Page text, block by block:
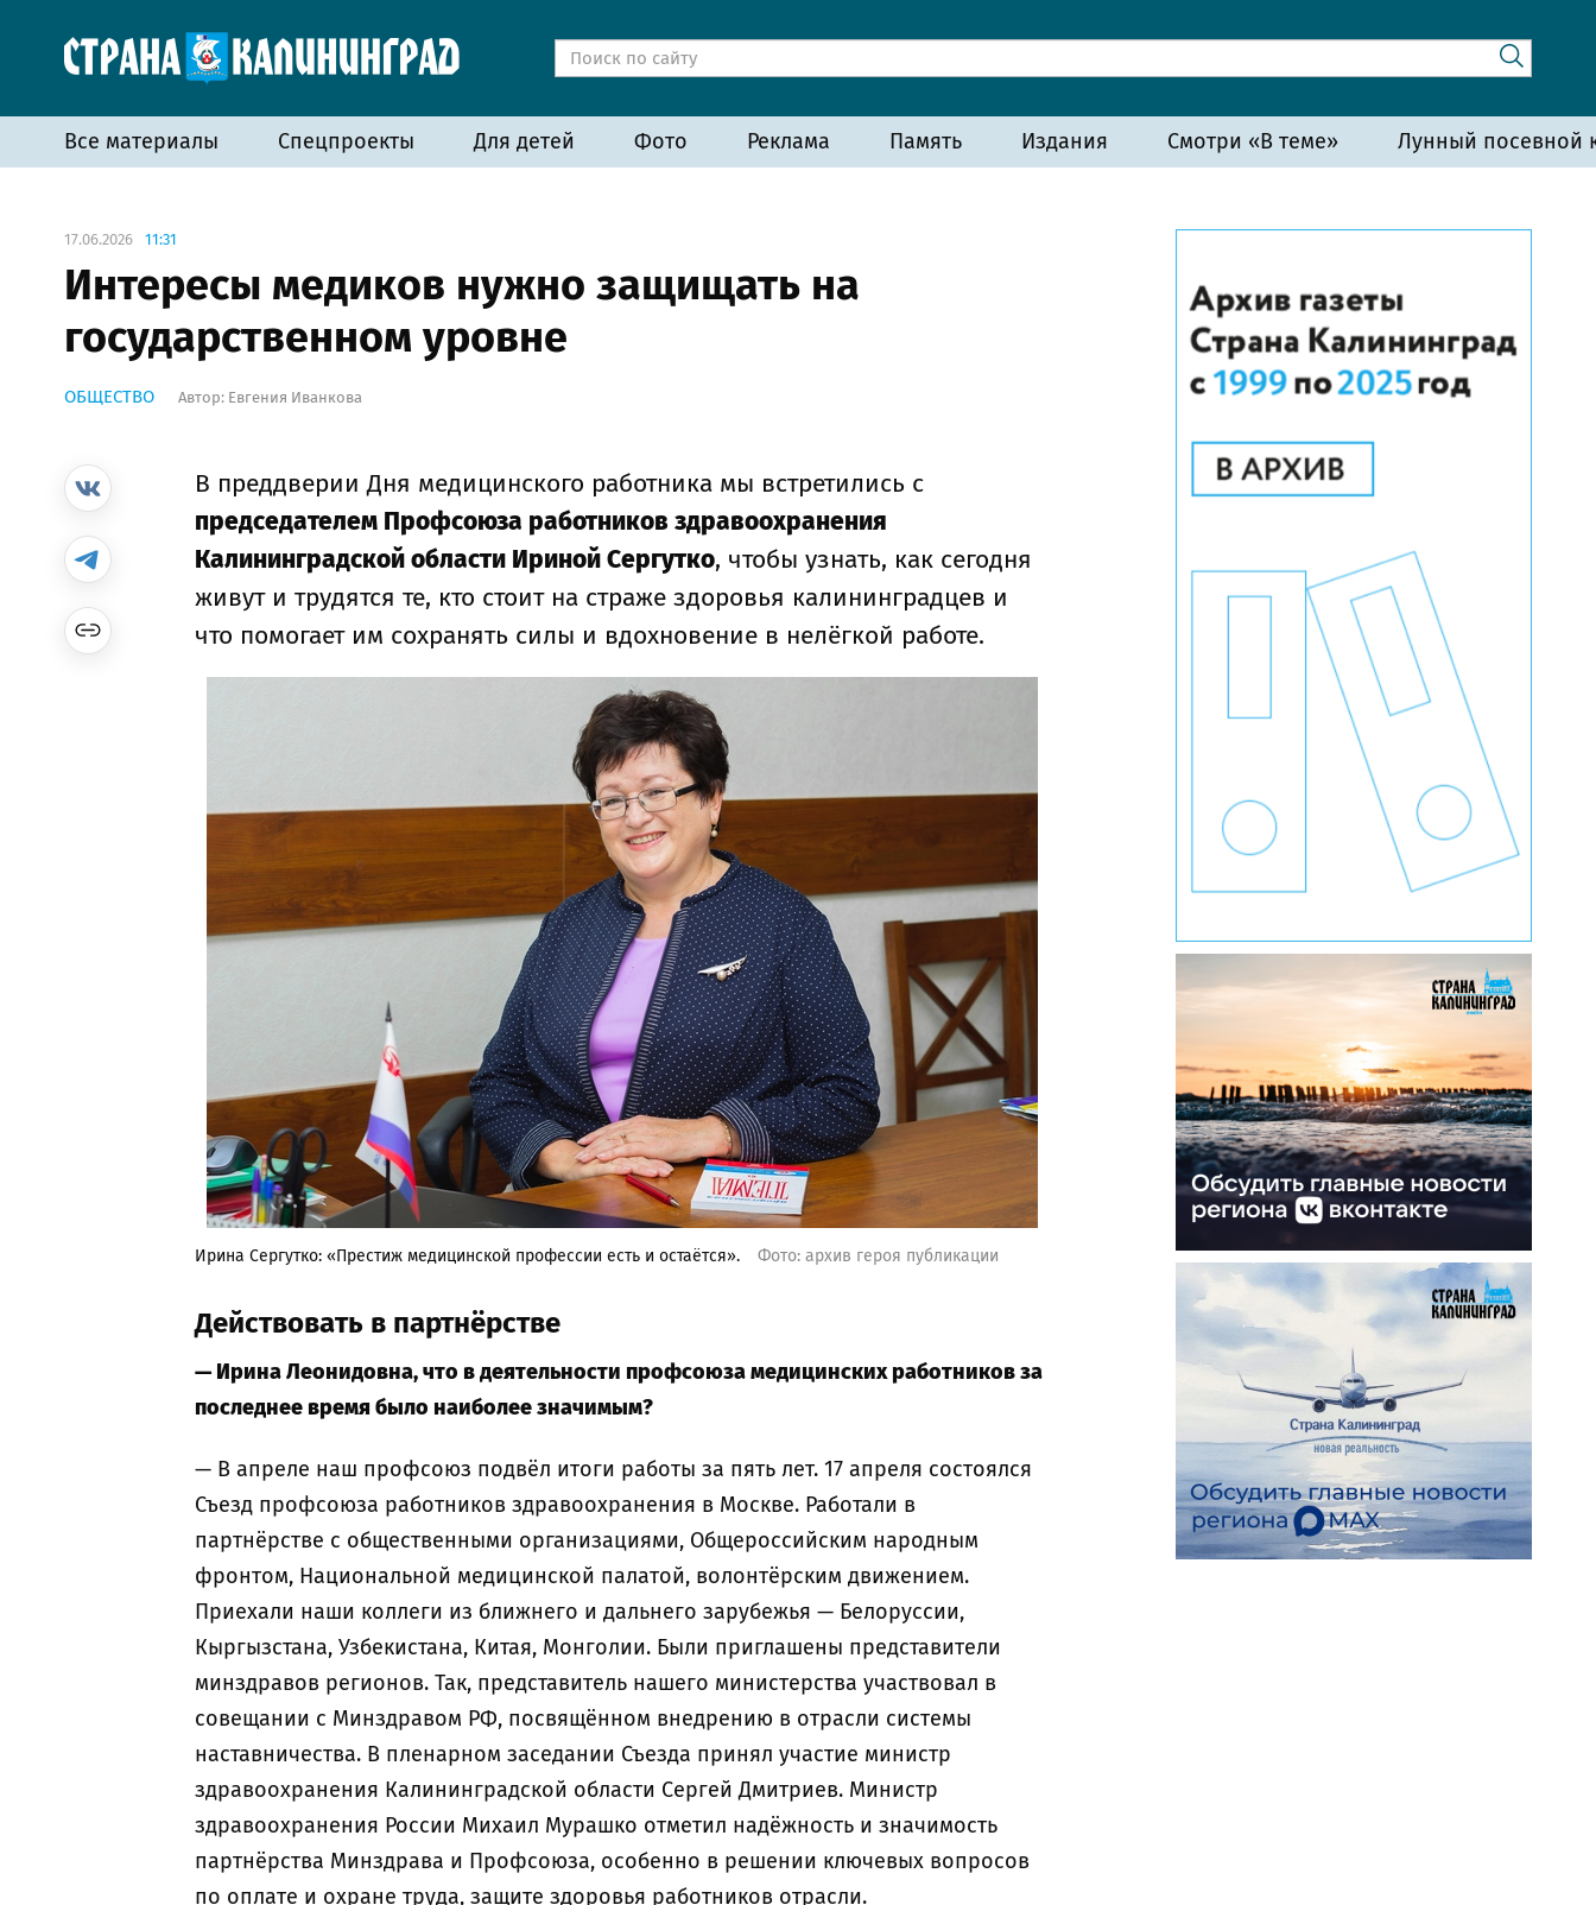
Все материалы Спецпроекты Для детей Фото Реклама Память Издания Смотри «В теме» Лунный посевной
17.06.2026 11:31
Интересы медиков нужно защищать на
государственном уровне
ОБЩЕСТВО Автор: Евгения Иванкова
В преддверии Дня медицинского работника мы встретились с
председателем Профсоюза работников здравоохранения
Калининградской области Ириной Сергутко, чтобы узнать, как сегодня
живут и трудятся те, кто стоит на страже здоровья калининградцев и
что помогает им сохранять силы и вдохновение в нелёгкой работе.
Ирина Сергутко: «Престиж медицинской профессии есть и остаётся». Фото: архив героя публикации
Действовать в партнёрстве
— Ирина Леонидовна, что в деятельности профсоюза медицинских работников за
последнее время было наиболее значимым?
— В апреле наш профсоюз подвёл итоги работы за пять лет. 17 апреля состоялся
Съезд профсоюза работников здравоохранения в Москве. Работали в
партнёрстве с общественными организациями, Общероссийским народным
фронтом, Национальной медицинской палатой, волонтёрским движением.
Приехали наши коллеги из ближнего и дальнего зарубежья — Белоруссии,
Кыргызстана, Узбекистана, Китая, Монголии. Были приглашены представители
минздравов регионов. Так, представитель нашего министерства участвовал в
совещании с Минздравом РФ, посвящённом внедрению в отрасли системы
наставничества. В пленарном заседании Съезда принял участие министр
здравоохранения Калининградской области Сергей Дмитриев. Министр
здравоохранения России Михаил Мурашко отметил надёжность и значимость
партнёрства Минздрава и Профсоюза, особенно в решении ключевых вопросов
по оплате и охране труда, защите здоровья работников отрасли.